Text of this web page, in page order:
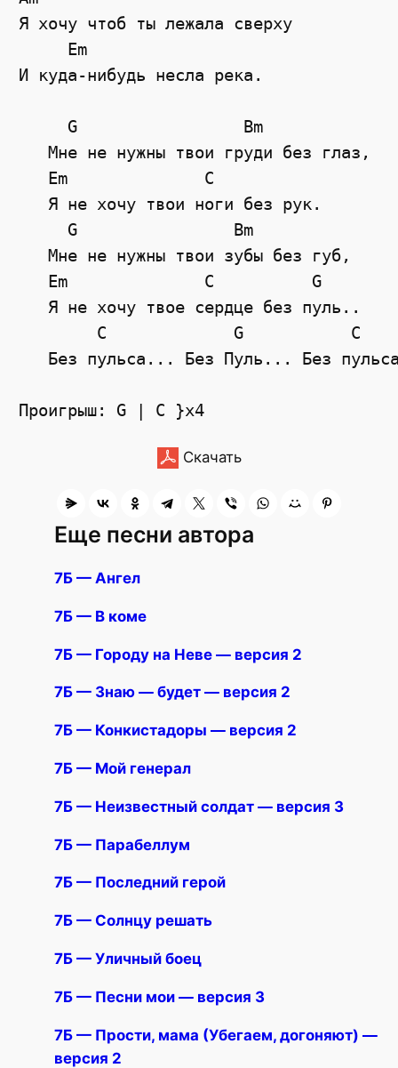
Я хочу чтоб ты лежала сверху
     Em
И куда-нибудь несла река.
     G                 Bm
   Мне не нужны твои груди без глаз,
   Em              C
   Я не хочу твои ноги без рук.
     G                Bm
   Мне не нужны твои зубы без губ,
   Em              C          G
   Я не хочу твое сердце без пуль..
        C             G           C
Без пульса... Без Пуль... Без
Скачать
Еще песни автора
7Б — Ангел
7Б — В коме
7Б — Городу на Неве — версия 2
7Б — Знаю — будет — версия 2
7Б — Конкистадоры — версия 2
7Б — Мой генерал
7Б — Неизвестный солдат — версия 3
7Б — Парабеллум
7Б — Последний герой
7Б — Солнцу решать
7Б — Уличный боец
7Б — Песни мои — версия 3
7Б — Прости, мама (Убегаем, догоняют) —
версия 2